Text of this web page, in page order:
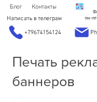
Блог
Контакты
Написать в телеграм
пн-
+79674154124
Печать
баннеров